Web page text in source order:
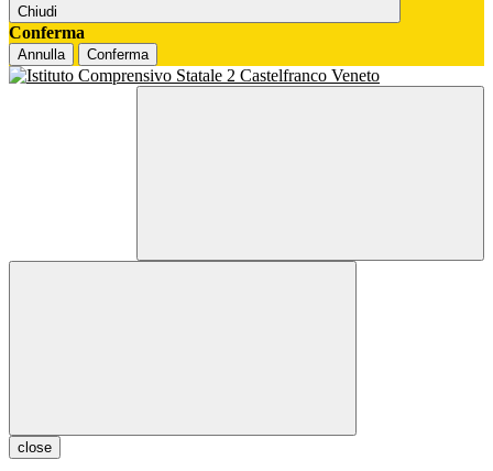
Chiudi
Conferma
Annulla Conferma
close